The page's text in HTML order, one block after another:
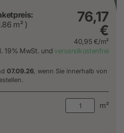
76,17
€
40,95 €/m²
m² )
19% MwSt. und versandkostenfrei
07.09.26, wenn Sie innerhalb von
m²